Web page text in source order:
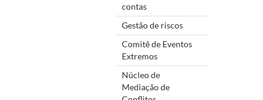
contas
Gestão de riscos
Comitê de Eventos
Extremos
Núcleo de
Mediação de